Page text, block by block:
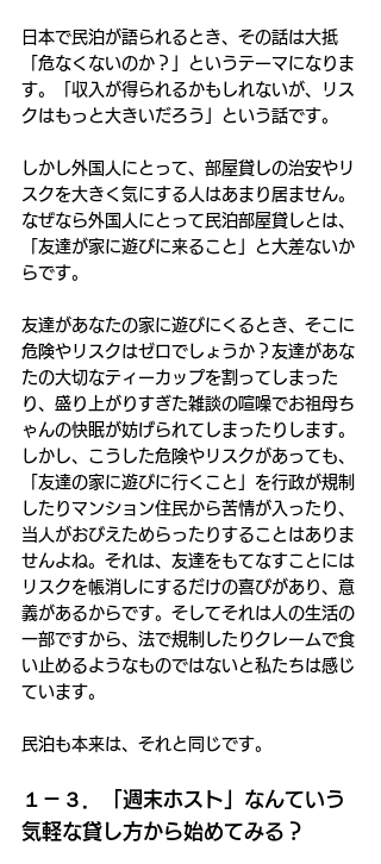
日本で民泊が語られるとき、その話は大抵
「危なくないのか？」というテーマになりま
す。「収入が得られるかもしれないが、リス
クはもっと大きいだろう」という話です。
しかし外国人にとって、部屋貸しの治安やリ
スクを大きく気にする人はあまり居ません。
なぜなら外国人にとって民泊部屋貸しとは、
「友達が家に遊びに来ること」と大差ないか
らです。
友達があなたの家に遊びにくるとき、そこに
危険やリスクはゼロでしょうか？友達があな
たの大切なティーカップを割ってしまった
り、盛り上がりすぎた雑談の喧噪でお祖母ち
ゃんの快眠が妨げられてしまったりします。
しかし、こうした危険やリスクがあっても、
「友達の家に遊びに行くこと」を行政が規制
したりマンション住民から苦情が入ったり、
当人がおびえためらったりすることはありま
せんよね。それは、友達をもてなすことには
リスクを帳消しにするだけの喜びがあり、意
義があるからです。そしてそれは人の生活の
一部ですから、法で規制したりクレームで食
い止めるようなものではないと私たちは感じ
ています。
民泊も本来は、それと同じです。
１－３．「週末ホスト」なんていう
気軽な貸し方から始めてみる？